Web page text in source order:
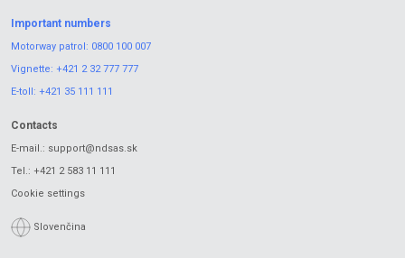
Important numbers
Motorway patrol: 0800 100 007
Vignette: +421 2 32 777 777
E-toll: +421 35 111 111
Contacts
E-mail.: support@ndsas.sk
Tel.: +421 2 583 11 111
Cookie settings
Slovenčina